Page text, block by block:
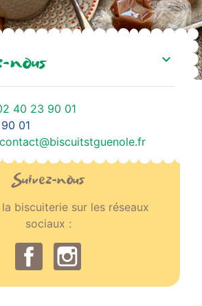
nous
40 23 90 01
01
contact@biscuitstguenole.fr
Suivez-nous
biscuiterie sur les réseaux
sociaux :